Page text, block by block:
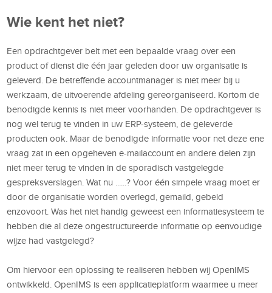
Wie kent het niet?
Een opdrachtgever belt met een bepaalde vraag over een
product of dienst die één jaar geleden door uw organisatie is
geleverd. De betreffende accountmanager is niet meer bij u
werkzaam, de uitvoerende afdeling gereorganiseerd. Kortom de
benodigde kennis is niet meer voorhanden. De opdrachtgever is
nog wel terug te vinden in uw ERP-systeem, de geleverde
producten ook. Maar de benodigde informatie voor net deze ene
vraag zat in een opgeheven e-mailaccount en andere delen zijn
niet meer terug te vinden in de sporadisch vastgelegde
gespreksverslagen. Wat nu ......? Voor één simpele vraag moet er
door de organisatie worden overlegd, gemaild, gebeld
enzovoort. Was het niet handig geweest een informatiesysteem te
hebben die al deze ongestructureerde informatie op eenvoudige
wijze had vastgelegd?
Om hiervoor een oplossing te realiseren hebben wij OpenIMS
ontwikkeld. OpenIMS is een applicatieplatform waarmee u meer